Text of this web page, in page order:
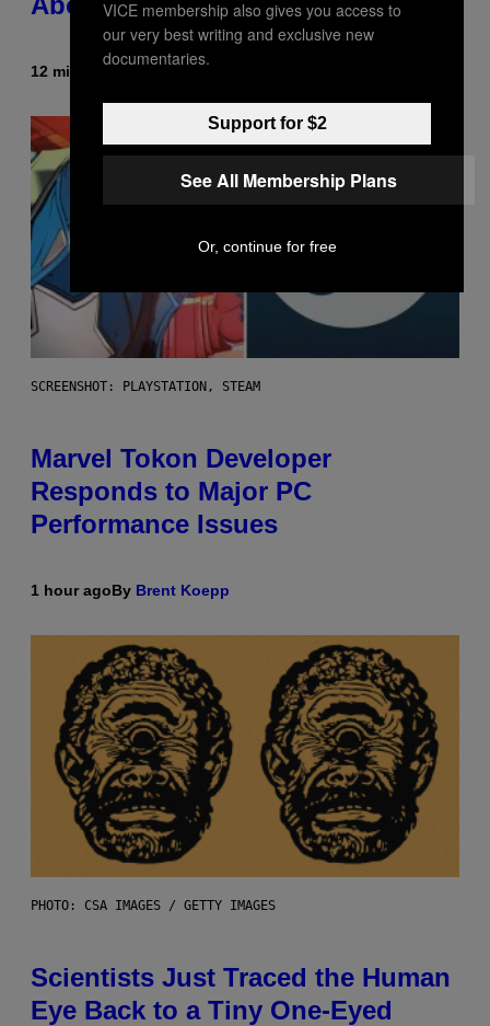
12 minutes ago
SCREENSHOT: PLAYSTATION, STEAM
Marvel Tokon Developer
Responds to Major PC
Performance Issues
1 hour agoBy Brent Koepp
PHOTO: CSA IMAGES / GETTY IMAGES
Scientists Just Traced the Human
Eye Back to a Tiny One-Eyed
VICE membership also gives you access to
our very best writing and exclusive new
documentaries.
Support for $2
See All Membership Plans
Or, continue for free